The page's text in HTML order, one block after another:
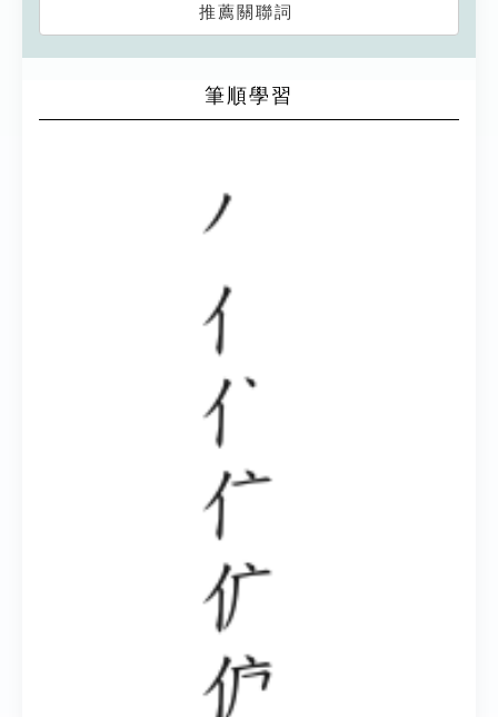
推薦關聯詞
筆順學習